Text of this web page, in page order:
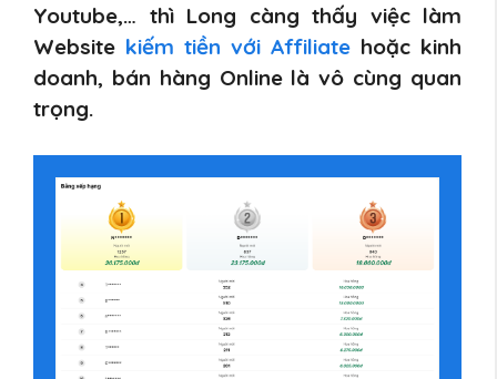
Youtube,… thì Long càng thấy việc làm
Website kiếm tiền với Affiliate hoặc kinh
doanh, bán hàng Online là vô cùng quan
trọng.